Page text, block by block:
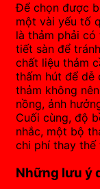
Để chọn được
một vài yếu tố
là thảm phải
tiết sàn để
chất liệu thảm
thấm hút để dễ
thảm không
nồng, ảnh
Cuối cùng, độ
nhắc, một bộ
chi phí thay thế
Những lưu ý